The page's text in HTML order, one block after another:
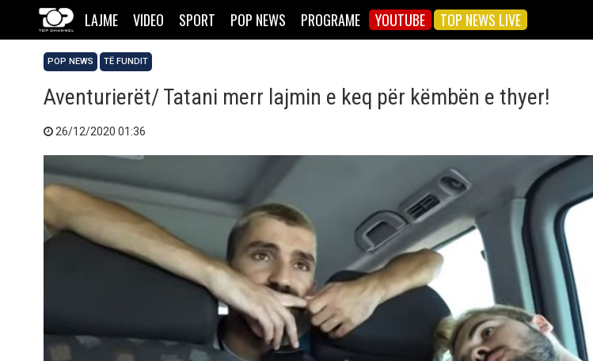
LAJME VIDEO SPORT POP NEWS PROGRAME YOUTUBE TOP NEWS LIVE
POP NEWS TË FUNDIT
Aventurierët/ Tatani merr lajmin e keq për këmbën e thyer!
26/12/2020 01:36